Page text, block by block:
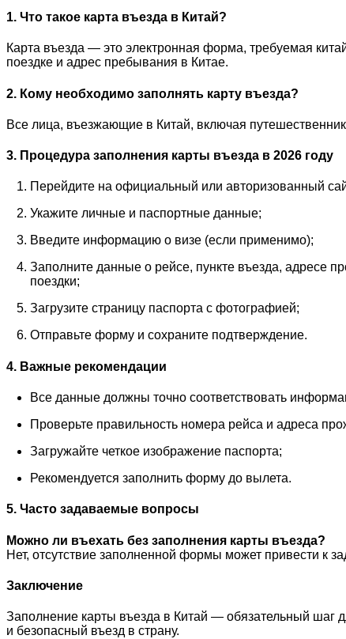
1. Что такое карта въезда в Китай?
Карта въезда — это электронная форма, требуемая
поездке и адрес пребывания в Китае.
2. Кому необходимо заполнять карту въезда?
Все лица, въезжающие в Китай, включая
3. Процедура заполнения карты въезда в 2026 году
Перейдите на официальный или авторизованный
Укажите личные и паспортные данные;
Введите информацию о визе (если применимо);
Заполните данные о рейсе, пункте въезда, адресе
поездки;
Загрузите страницу паспорта с фотографией;
Отправьте форму и сохраните подтверждение.
4. Важные рекомендации
Все данные должны точно соответствовать
Проверьте правильность номера рейса и адреса
Загружайте четкое изображение паспорта;
Рекомендуется заполнить форму до вылета.
5. Часто задаваемые вопросы
Можно ли въехать без заполнения карты въезда?
Нет, отсутствие заполненной формы может привести к
Заключение
Заполнение карты въезда в Китай — обязательный шаг
и безопасный въезд в страну.